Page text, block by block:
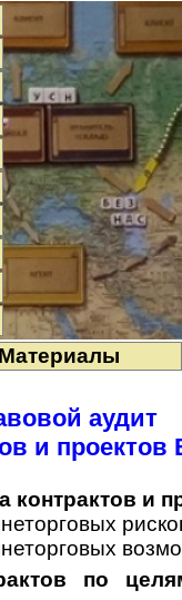
Материалы
аудит
и
контрактов и
по